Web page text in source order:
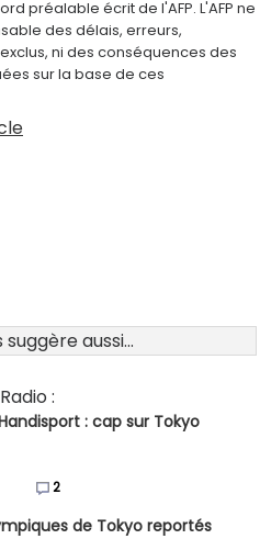
préalable écrit de l'AFP. L'AFP ne
des délais, erreurs,
ni des conséquences des
sur la base de ces
aussi...
:
: cap sur Tokyo
2
de Tokyo reportés